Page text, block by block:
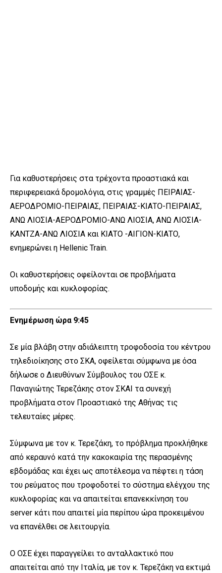
Για καθυστερήσεις στα τρέχοντα προαστιακά και
περιφερειακά δρομολόγια, στις γραμμές ΠΕΙΡΑΙΑΣ-
ΑΕΡΟΔΡΟΜΙΟ-ΠΕΙΡΑΙΑΣ, ΠΕΙΡΑΙΑΣ-ΚΙΑΤΟ-ΠΕΙΡΑΙΑΣ,
ΑΝΩ ΛΙΟΣΙΑ-ΑΕΡΟΔΡΟΜΙΟ-ΑΝΩ ΛΙΟΣΙΑ, ΑΝΩ ΛΙΟΣΙΑ-
ΚΑΝΤΖΑ-ΑΝΩ ΛΙΟΣΙΑ και ΚΙΑΤΟ -ΑΙΓΙΟΝ-ΚΙΑΤΟ,
ενημερώνει η Hellenic Train.
Οι καθυστερήσεις οφείλονται σε προβλήματα
υποδομής και κυκλοφορίας.
Ενημέρωση ώρα 9:45
Σε μία βλάβη στην αδιάλειπτη τροφοδοσία του κέντρου
τηλεδιοίκησης στο ΣΚΑ, οφείλεται σύμφωνα με όσα
δήλωσε ο Διευθύνων Σύμβουλος του ΟΣΕ κ.
Παναγιώτης Τερεζάκης στον ΣΚΑΙ τα συνεχή
προβλήματα στον Προαστιακό της Αθήνας τις
τελευταίες μέρες.
Σύμφωνα με τον κ. Τερεζάκη, το πρόβλημα προκλήθηκε
από κεραυνό κατά την κακοκαιρία της περασμένης
εβδομάδας και έχει ως αποτέλεσμα να πέφτει η τάση
του ρεύματος που τροφοδοτεί το σύστημα ελέγχου της
κυκλοφορίας και να απαιτείται επανεκκίνηση του
server κάτι που απαιτεί μία περίπου ώρα προκειμένου
να επανέλθει σε λειτουργία.
Ο ΟΣΕ έχει παραγγείλει το ανταλλακτικό που
απαιτείται από την Ιταλία, με τον κ. Τερεζάκη να εκτιμά